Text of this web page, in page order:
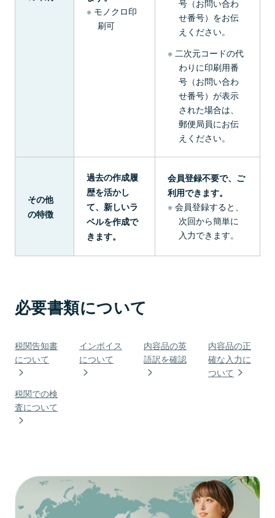
モノクロ印
刷可
号（お問い合わ
せ番号）をお伝
えください。
二次元コードの代
わりに印刷用番
号（お問い合わ
せ番号）が表示
された場合は、
郵便局員にお伝
えください。
その他
の特徴
過去の作成履
歴を活かし
て、新しいラ
ベルを作成で
きます。
会員登録不要で、ご
利用できます。
会員登録すると、
次回から簡単に
入力できます。
必要書類について
税関告知書
について
インボイス
について
内容品の英
語訳を確認
内容品の正
確な入力に
ついて
税関での検
査について